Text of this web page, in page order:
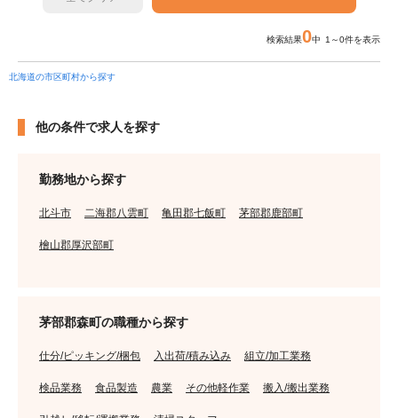
検索結果0中 1～0件を表示
北海道の市区町村から探す
他の条件で求人を探す
勤務地から探す
北斗市 二海郡八雲町 亀田郡七飯町 茅部郡鹿部町
檜山郡厚沢部町
茅部郡森町の職種から探す
仕分/ピッキング/梱包 入出荷/積み込み 組立/加工業務
検品業務 食品製造 農業 その他軽作業 搬入/搬出業務